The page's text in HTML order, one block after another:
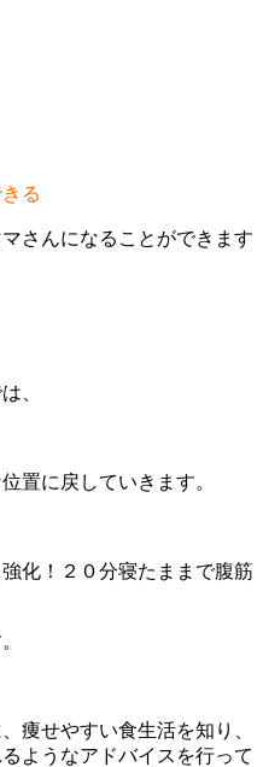
る
さんになることができます
、
置に戻していきます。
化！２０分寝たままで腹筋
痩せやすい食生活を知り、
ようなアドバイスを行って